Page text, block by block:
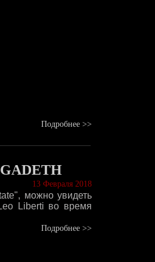
Подробнее >>
13 Февраля 2018
можно увидеть
Liberti во время
Подробнее >>